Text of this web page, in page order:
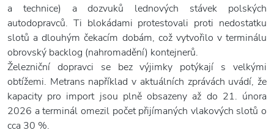
a technice) a dozvuků lednových stávek polských
autodopravců. Ti blokádami protestovali proti nedostatku
slotů a dlouhým čekacím dobám, což vytvořilo v terminálu
obrovský backlog (nahromadění) kontejnerů.
Železniční dopravci se bez výjimky potýkají s velkými
obtížemi. Metrans například v aktuálních zprávách uvádí, že
kapacity pro import jsou plně obsazeny až do 21. února
2026 a terminál omezil počet přijímaných vlakových slotů o
cca 30 %.